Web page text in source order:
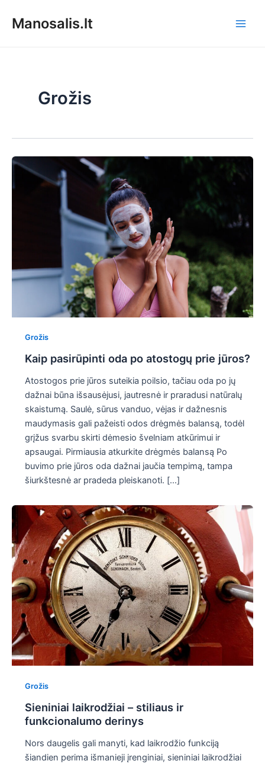
prieManosalis.lt
Grožis
Grožis
Kaip pasirūpinti oda po atostogų prie jūros?
Atostogos prie jūros suteikia poilsio, tačiau oda po jų
dažnai būna išsausėjusi, jautresnė ir praradusi natūralų
skaistumą. Saulė, sūrus vanduo, vėjas ir dažnesnis
maudymasis gali pažeisti odos drėgmės balansą, todėl
grįžus svarbu skirti dėmesio švelniam atkūrimui ir
apsaugai. Pirmiausia atkurkite drėgmės balansą Po
buvimo prie jūros oda dažnai jaučia tempimą, tampa
šiurkštesnė ar pradeda pleiskanoti. […]
Grožis
Sieniniai laikrodžiai – stiliaus ir
funkcionalumo derinys
Nors daugelis gali manyti, kad laikrodžio funkciją
šiandien perima išmanieji įrenginiai, sieniniai laikrodžiai